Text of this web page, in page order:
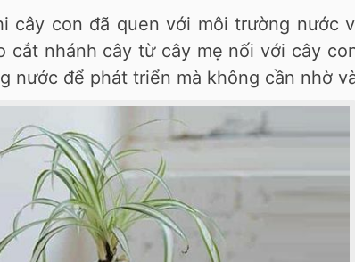
cây con đã quen với môi trường nước
cắt nhánh cây từ cây mẹ nối với cây
nước để phát triển mà không cần nhờ